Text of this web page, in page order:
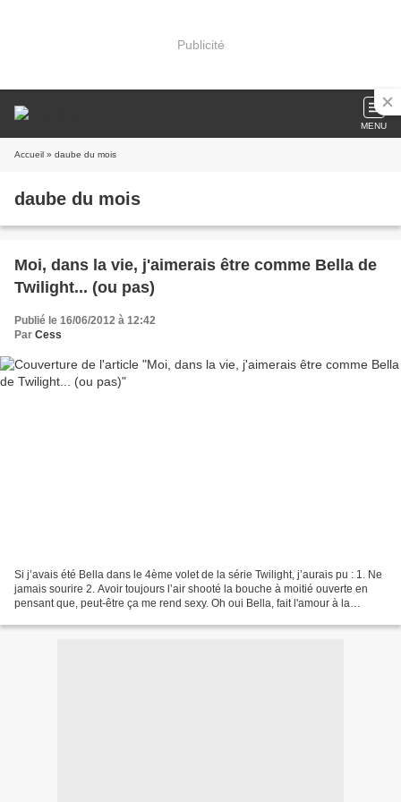
Publicité
MENU
Accueil » daube du mois
daube du mois
Moi, dans la vie, j'aimerais être comme Bella de
Twilight... (ou pas)
Publié le 16/06/2012 à 12:42
Par Cess
Si j’avais été Bella dans le 4ème volet de la série Twilight, j’aurais pu : 1. Ne
jamais sourire 2. Avoir toujours l’air shooté la bouche à moitié ouverte en
pensant que, peut-être ça me rend sexy. Oh oui Bella, fait l'amour à la